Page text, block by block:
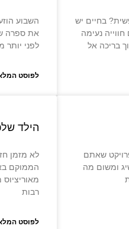
בחיים יש
נעימה
בריכה אל
השבוע
את ספרה
לפני יותר
לפוסט
שאתם
ומשום מה
הילד
לא מזמן
הממוקם
רבות
לפוסט